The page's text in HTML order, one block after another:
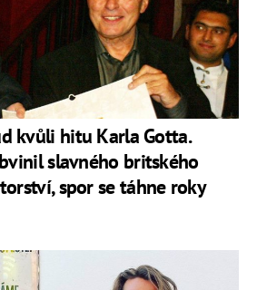
kvůli hitu Karla Gotta.
slavného britského
spor se táhne roky